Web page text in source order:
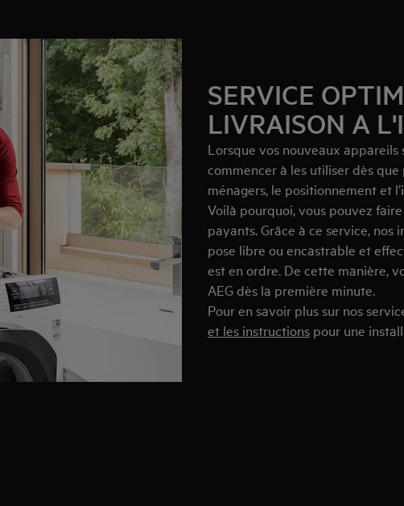
SERVICE
LIVRAISON A
Lorsque vos nouveaux
commencer à les utiliser dès
ménagers, le positionnement et
Voilà pourquoi, vous pouvez
payants. Grâce à ce service,
pose libre ou encastrable et
est en ordre. De cette manière,
AEG dès la première minute.
Pour en savoir plus sur nos
et les instructions pour une